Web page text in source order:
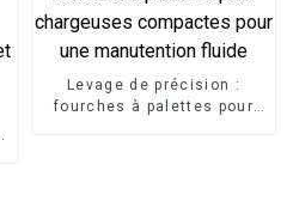
Levage de précision :
fourches à palettes pour